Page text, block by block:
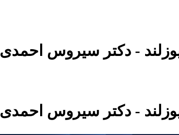
- دکتر سیروس احمدی
- دکتر سیروس احمدی